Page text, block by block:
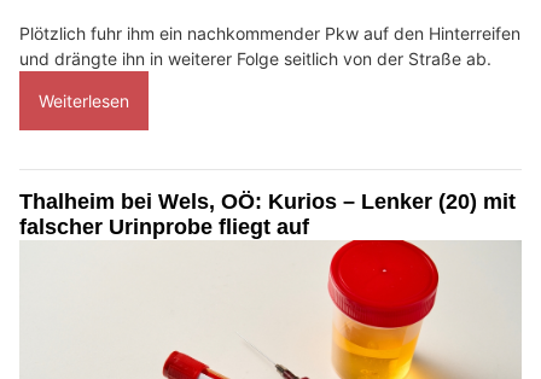
Plötzlich fuhr ihm ein nachkommender Pkw auf den Hinterreifen
und drängte ihn in weiterer Folge seitlich von der Straße ab.
Weiterlesen
Thalheim bei Wels, OÖ: Kurios – Lenker (20) mit
falscher Urinprobe fliegt auf